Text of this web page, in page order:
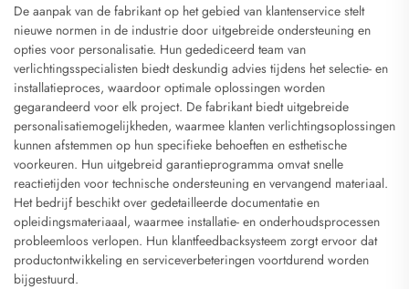
De aanpak van de fabrikant op het gebied van klantenservice stelt
nieuwe normen in de industrie door uitgebreide ondersteuning en
opties voor personalisatie. Hun gedediceerd team van
verlichtingsspecialisten biedt deskundig advies tijdens het selectie- en
installatieproces, waardoor optimale oplossingen worden
gegarandeerd voor elk project. De fabrikant biedt uitgebreide
personalisatiemogelijkheden, waarmee klanten verlichtingsoplossingen
kunnen afstemmen op hun specifieke behoeften en esthetische
voorkeuren. Hun uitgebreid garantieprogramma omvat snelle
reactietijden voor technische ondersteuning en vervangend materiaal.
Het bedrijf beschikt over gedetailleerde documentatie en
opleidingsmateriaaal, waarmee installatie- en onderhoudsprocessen
probleemloos verlopen. Hun klantfeedbacksysteem zorgt ervoor dat
productontwikkeling en serviceverbeteringen voortdurend worden
bijgestuurd.